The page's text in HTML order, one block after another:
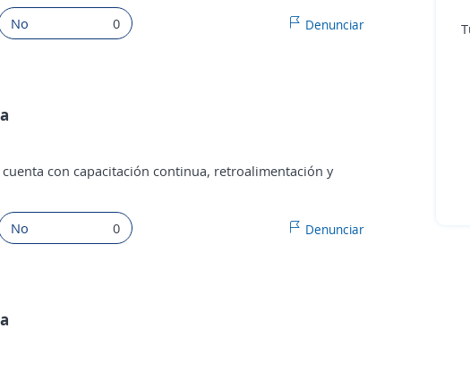
No 0 Denunciar
con capacitación continua, retroalimentación y
No 0 Denunciar